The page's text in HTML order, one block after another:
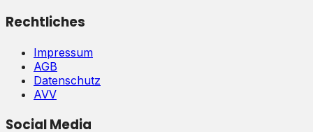
Rechtliches
Impressum
AGB
Datenschutz
AVV
Social Media